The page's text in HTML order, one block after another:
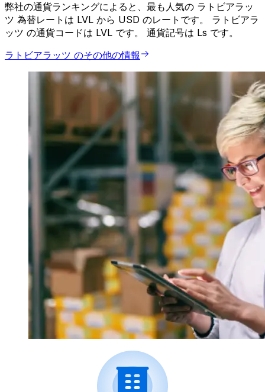
弊社の通貨ランキングによると、最も人気の ラトビアラッ
ツ 為替レートは LVL から USD のレートです。 ラトビアラ
ッツ の通貨コードは LVL です。 通貨記号は Ls です。
ラトビアラッツ のその他の情報